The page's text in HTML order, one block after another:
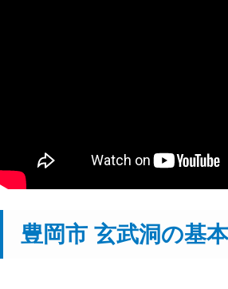
豊岡市 玄武洞の基